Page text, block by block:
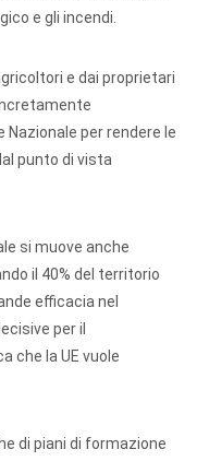
e gli incendi.
e dai proprietari
per rendere le
punto di vista
si muove anche
il 40% del territorio
efficacia nel
per il
che la UE vuole
di piani di formazione